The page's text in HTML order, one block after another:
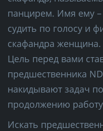
панцирем. Имя ему –
судить по голосу и
скафандра женщина.
Цель перед вами
предшественника
накидывают задач
продолжению работу
Искать